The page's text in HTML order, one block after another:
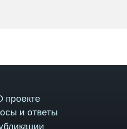
проекте
и ответы